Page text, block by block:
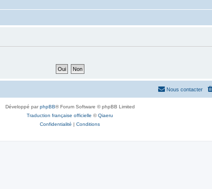
Nous contacter
Développé parphpBB® Forum Software © phpBB Limited
Traduction française officielle ©Qiaeru
Confidentialité | Conditions